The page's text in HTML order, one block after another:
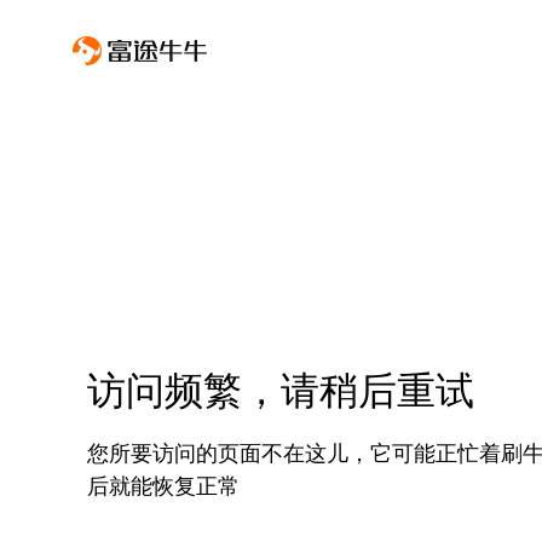
访问频繁，请稍后重试
您所要访问的页面不在这儿，它可能正忙着刷
后就能恢复正常